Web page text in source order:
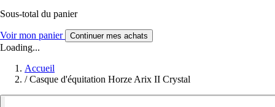
Sous-total du panier
Voir mon panier Continuer mes achats
Loading...
Accueil
/ Casque d'équitation Horze Arix II Crystal